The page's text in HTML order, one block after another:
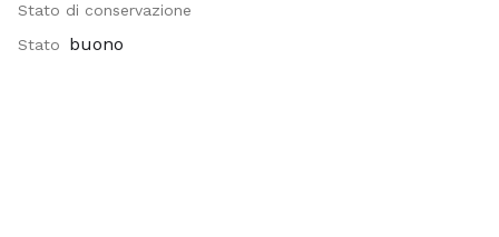
Stato di conservazione
Stato
buono